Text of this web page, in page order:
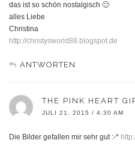
das ist so schön nostalgisch 🙂
alles Liebe
Christina
http://christysworld88.blogspot.de
ANTWORTEN
THE PINK HEART
JULI 21, 2015 / 4:30 AM
Die Bilder gefallen mir sehr gut :-*